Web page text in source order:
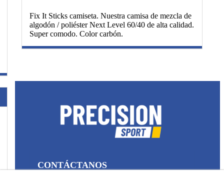
Fix It Sticks camiseta. Nuestra camisa de mezcla de
algodón / poliéster Next Level 60/40 de alta calidad.
Super comodo. Color carbón.
CONTÁCTANOS